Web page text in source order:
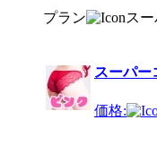
プラン ス
スーパー
価格: